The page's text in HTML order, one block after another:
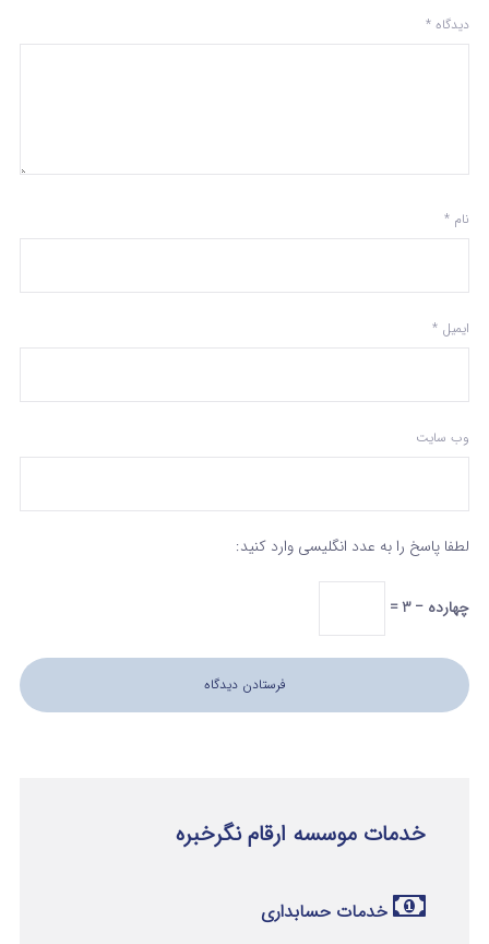
دیدگاه *
نام *
ایمیل *
وب‌ سایت
لطفا پاسخ را به عدد انگلیسی وارد کنید:
چهارده − 3 =
خدمات موسسه ارقام نگرخبره
خدمات حسابداری